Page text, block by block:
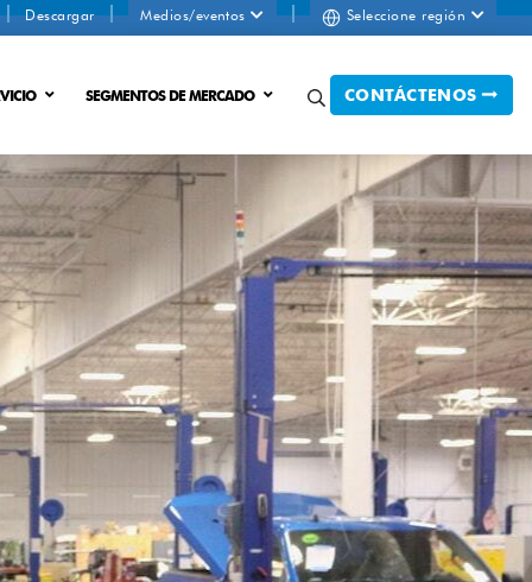
Descargar Medios/eventos Seleccione región
SEGMENTOS DE MERCADO CONTÁCTENOS